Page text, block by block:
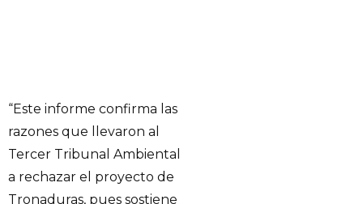
“Este informe confirma las
razones que llevaron al
Tercer Tribunal Ambiental
a rechazar el proyecto de
Tronaduras, pues sostiene